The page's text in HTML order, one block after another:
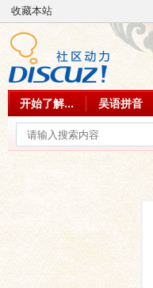
收藏本站
开始了解... 吴语拼音